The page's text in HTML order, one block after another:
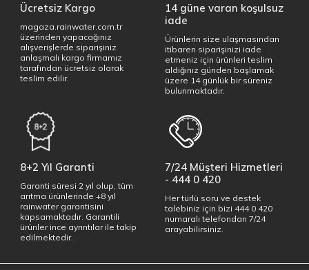
Ücretsiz Kargo
magaza.rainwater.com.tr
üzerinden yapacağınız
alışverişlerde siparişiniz
anlaşmalı kargo firmamız
tarafından ücretsiz olarak
teslim edilir.
14 güne varan koşulsuz
iade
Ürünlerin size ulaşmasından
itibaren siparişinizi iade
etmeniz için ürünleri teslim
aldığınız günden başlamak
üzere 14 günlük bir süreniz
bulunmaktadır.
8+2 Yıl Garanti
Garanti süresi 2 yıl olup, tüm
arıtma ürünlerinde +8 yıl
rainwater garantisini
kapsamaktadır. Garantili
ürünler ince ayrıntılar ile takip
edilmektedir.
7/24 Müşteri Hizmetleri
- 444 0 420
Her türlü soru ve destek
talebiniz için bizi 444 0 420
numaralı telefondan 7/24
arayabilirsiniz.